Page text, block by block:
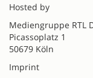
Hosted by
Mediengruppe RTL
Picassoplatz 1
50679 Köln
Imprint